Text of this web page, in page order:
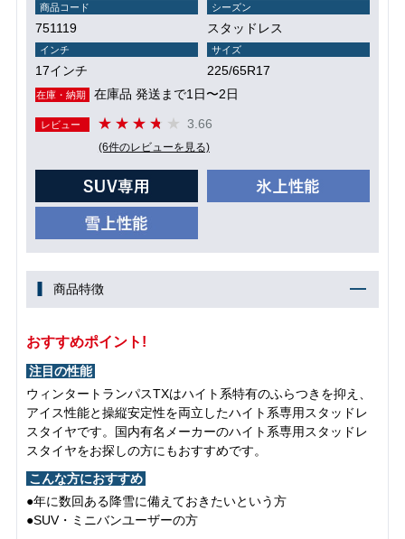
商品コード
751119
シーズン
スタッドレス
インチ
17インチ
サイズ
225/65R17
在庫・納期 在庫品 発送まで1日〜2日
レビュー 3.66
(6件のレビューを見る)
商品特徴
おすすめポイント!
注目の性能
ウィンタートランパスTXはハイト系特有のふらつきを抑え、
アイス性能と操縦安定性を両立したハイト系専用スタッドレ
スタイヤです。国内有名メーカーのハイト系専用スタッドレ
スタイヤをお探しの方にもおすすめです。
こんな方におすすめ
●年に数回ある降雪に備えておきたいという方
●SUV・ミニバンユーザーの方